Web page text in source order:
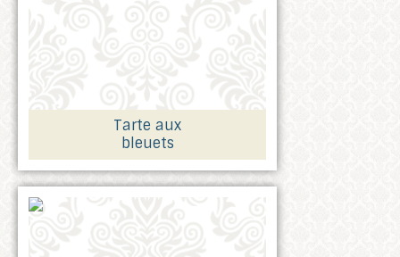
Tarte aux
bleuets